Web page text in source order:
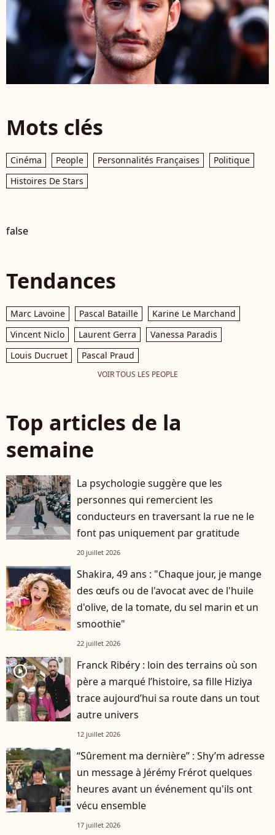
Mots clés
Cinéma People Personnalités Françaises
Politique
Histoires De Stars
false
Tendances
Marc Lavoine Pascal Bataille
Karine Le Marchand
Vincent Niclo
Laurent Gerra
Vanessa Paradis
Louis Ducruet
Pascal Praud
VOIR TOUS LES PEOPLE
Top articles de la
semaine
La psychologie suggère que les
personnes qui remercient les
conducteurs en traversant la rue ne le
font pas uniquement par gratitude
20 juillet 2026
Shakira, 49 ans : "Chaque jour, je mange
des œufs ou de l'avocat avec de l'huile
d'olive, de la tomate, du sel marin et un
smoothie"
22 juillet 2026
player2
Franck Ribéry : loin des terrains où son
père a marqué l’histoire, sa fille Hiziya
trace aujourd’hui sa route dans un tout
autre univers
12 juillet 2026
“Sûrement ma dernière” : Shy’m adresse
un message à Jérémy Frérot quelques
heures avant un événement qu'ils ont
vécu ensemble
17 juillet 2026